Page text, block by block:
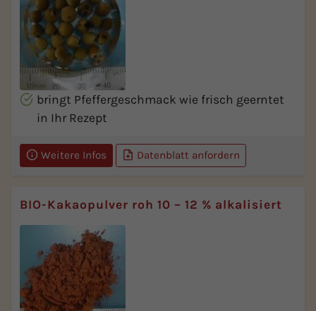
bringt Pfeffergeschmack wie frisch geerntet
in Ihr Rezept
Weitere Infos Datenblatt anfordern
BIO-Kakaopulver roh 10 – 12 % alkalisiert